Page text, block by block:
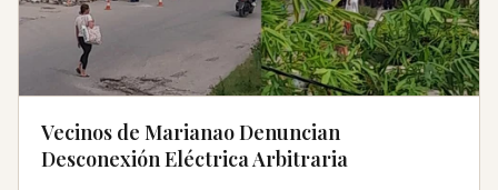
Vecinos de Marianao Denuncian
Desconexión Eléctrica Arbitraria